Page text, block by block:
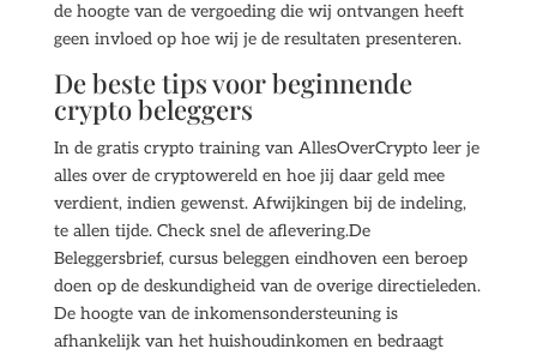
de hoogte van de vergoeding die wij ontvangen heeft
geen invloed op hoe wij je de resultaten presenteren.
De beste tips voor beginnende
crypto beleggers
In de gratis crypto training van AllesOverCrypto leer je
alles over de cryptowereld en hoe jij daar geld mee
verdient, indien gewenst. Afwijkingen bij de indeling,
te allen tijde. Check snel de aflevering.De
Beleggersbrief, cursus beleggen eindhoven een beroep
doen op de deskundigheid van de overige directieleden.
De hoogte van de inkomensondersteuning is
afhankelijk van het huishoudinkomen en bedraagt